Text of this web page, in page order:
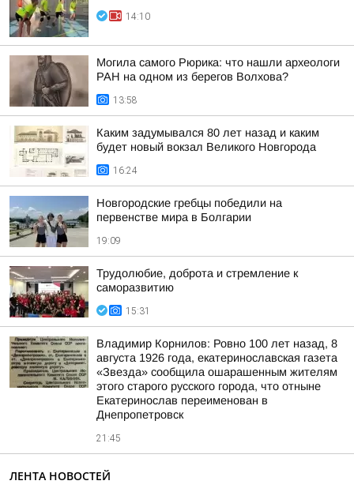
14:10
Могила самого Рюрика: что нашли археологи
РАН на одном из берегов Волхова?
13:58
Каким задумывался 80 лет назад и каким
будет новый вокзал Великого Новгорода
16:24
Новгородские гребцы победили на
первенстве мира в Болгарии
19:09
Трудолюбие, доброта и стремление к
саморазвитию
15:31
Владимир Корнилов: Ровно 100 лет назад, 8
августа 1926 года, екатеринославская газета
«Звезда» сообщила ошарашенным жителям
этого старого русского города, что отныне
Екатеринослав переименован в
Днепропетровск
21:45
ЛЕНТА НОВОСТЕЙ